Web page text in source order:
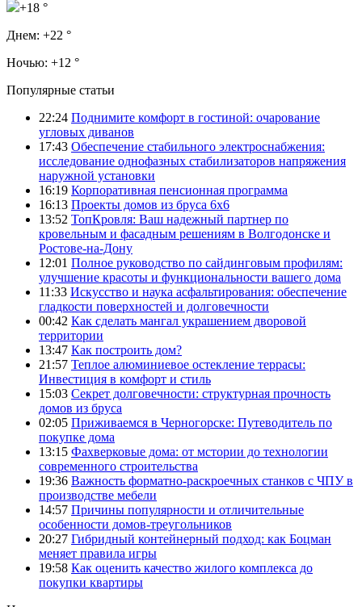
+18 °
Днем: +22 °
Ночью: +12 °
Популярные статьи
22:24 Поднимите комфорт в гостиной: очарование
угловых диванов
17:43 Обеспечение стабильного электроснабжения:
исследование однофазных стабилизаторов напряжения
наружной установки
16:19 Корпоративная пенсионная программа
16:13 Проекты домов из бруса 6х6
13:52 ТопКровля: Ваш надежный партнер по
кровельным и фасадным решениям в Волгодонске и
Ростове-на-Дону
12:01 Полное руководство по сайдинговым профилям:
улучшение красоты и функциональности вашего дома
11:33 Искусство и наука асфальтирования: обеспечение
гладкости поверхностей и долговечности
00:42 Как сделать мангал украшением дворовой
территории
13:47 Как построить дом?
21:57 Теплое алюминиевое остекление террасы:
Инвестиция в комфорт и стиль
15:03 Секрет долговечности: структурная прочность
домов из бруса
02:05 Приживаемся в Черногорске: Путеводитель по
покупке дома
13:15 Фахверковые дома: от мстории до технологии
современного строительства
19:36 Важность форматно-раскроечных станков с ЧПУ в
производстве мебели
14:57 Причины популярности и отличительные
особенности домов-треугольников
20:27 Гибридный контейнерный подход: как Боцман
меняет правила игры
19:58 Как оценить качество жилого комплекса до
покупки квартиры